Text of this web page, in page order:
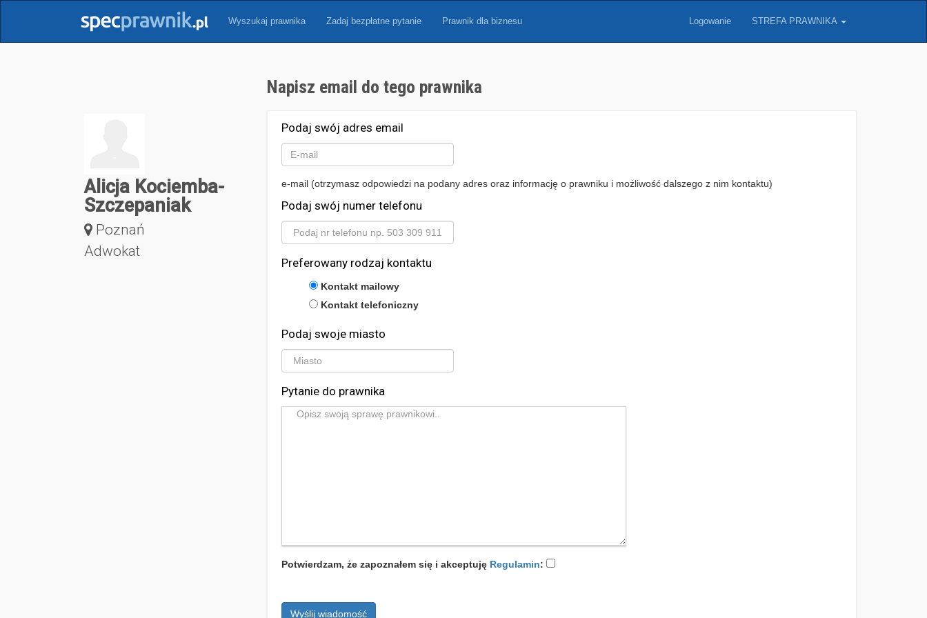
Wyszukaj prawnika Zadaj bezpłatne pytanie Prawnik dla biznesu Logowanie STREFA PRAWNIKA
Napisz email do tego prawnika
Alicja Kociemba-
Szczepaniak
Poznań
Adwokat
Podaj swój adres email
e-mail (otrzymasz odpowiedzi na podany adres oraz informację o prawniku i możliwość dalszego z nim kontaktu)
Podaj swój numer telefonu
Preferowany rodzaj kontaktu
Kontakt mailowy
Kontakt telefoniczny
Podaj swoje miasto
Pytanie do prawnika
Potwierdzam, że zapoznałem się i akceptuję Regulamin:
Wyślij wiadomość